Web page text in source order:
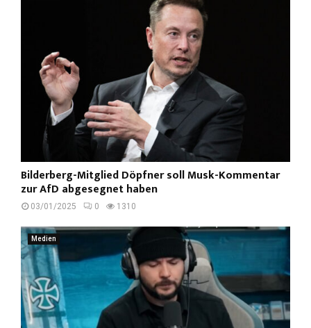
Bilderberg-Mitglied Döpfner soll Musk-Kommentar
zur AfD abgesegnet haben
03/01/2025 0 1310
Medien